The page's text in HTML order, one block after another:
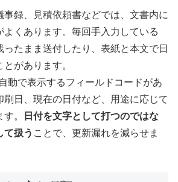
事録、見積依頼書などでは、文書内に
よくあります。毎回手入力している
ったまま送付したり、表紙と本文で日
があります。
動で表示するフィールドコードがあ
刷日、現在の日付など、用途に応じて
。
日付を文字として打つのではな
て扱う ことで、更新漏れを減らせま